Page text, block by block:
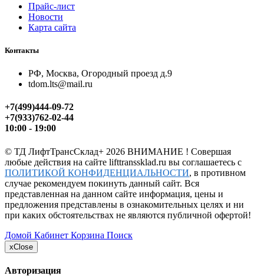
Прайс-лист
Новости
Карта сайта
Контакты
РФ, Москва, Огородный проезд д.9
tdom.lts@mail.ru
+7(499)444-09-72
+7(933)762-02-44
10:00 - 19:00
© ТД ЛифтТрансСклад+ 2026 ВНИМАНИЕ ! Совершая
любые действия на сайте lifttranssklad.ru вы соглашаетесь с
ПОЛИТИКОЙ КОНФИДЕНЦИАЛЬНОСТИ, в противном
случае рекомендуем покинуть данный сайт. Вся
представленная на данном сайте информация, цены и
предложения представлены в ознакомительных целях и ни
при каких обстоятельствах не являются публичной офертой!
Домой Кабинет Корзина Поиск
xClose
Авторизация